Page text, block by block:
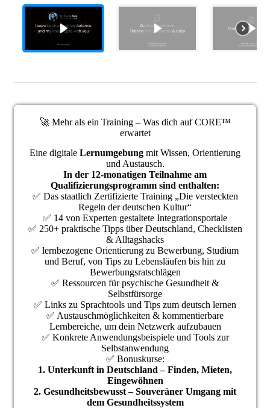
🚀 Mehr als ein Training – Was dich auf CORE™
erwartet
Eine digitale Lernumgebung mit Wissen, Orientierung
und Austausch.
In der 12-monatigen Teilnahme am
Qualifizierungsprogramm sind enthalten:
✅ Das staatlich Zertifizierte Training „Die versteckten
Regeln der deutschen Kultur“
✅ 14 von Experten gestaltete Integrationsportale
✅ 250+ praktische Tipps über Deutschland, Checklisten
& Alltagshacks
✅ lernbezogene Orientierung zu Bewerbung, Studium
und Beruf, von Tips zu Lebensläufen bis hin zu
Bewerbungsratschlägen
✅ Ressourcen für psychische Gesundheit &
Selbstfürsorge
✅ Links zu Sprachtools und Tips zum deutsch lernen
✅ Austauschmöglichkeiten & kommentierbare
Lernbereiche, um dein Netzwerk aufzubauen
✅ Konkrete Anwendungsbeispiele und Tools zur
Selbstanwendung
✅ Bonuskurse:
1. Unterkunft in Deutschland – Finden, Mieten,
Eingewöhnen
2. Gesundheitsbewusst – Souveräner Umgang mit
dem Gesundheitssystem